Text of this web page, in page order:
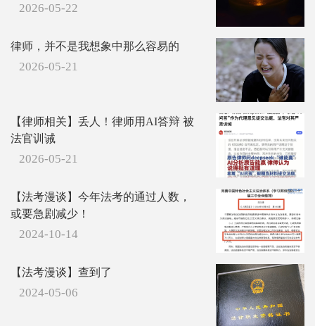
2026-05-22
律师，并不是我想象中那么容易的
2026-05-21
【律师相关】丢人！律师用AI答辩 被
法官训诫
2026-05-21
【法考漫谈】今年法考的通过人数，
或要急剧减少！
2024-10-14
【法考漫谈】查到了
2024-05-06